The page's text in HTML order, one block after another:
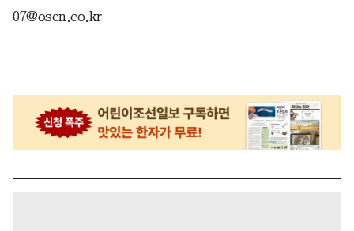
07@osen.co.kr